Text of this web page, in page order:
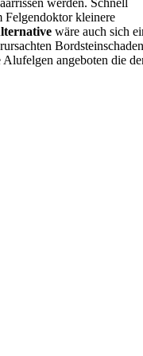
werden. Schnell
Felgendoktor kleinere
wäre auch sich
angeboten die